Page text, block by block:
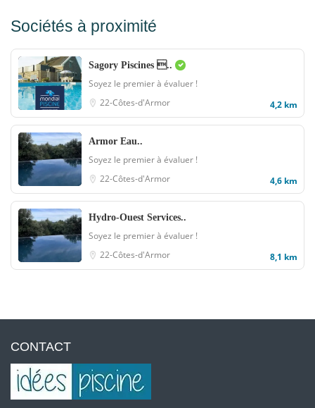
Sociétés à proximité
Sagory Piscines ..
Soyez le premier à évaluer !
22-Côtes-d'Armor
4,2 km
Armor Eau..
Soyez le premier à évaluer !
22-Côtes-d'Armor
4,6 km
Hydro-Ouest Services..
Soyez le premier à évaluer !
22-Côtes-d'Armor
8,1 km
CONTACT